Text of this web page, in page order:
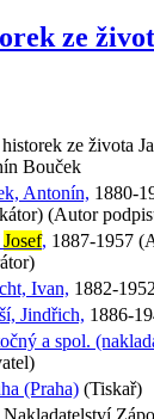
ze
ze života
Bouček
Antonín, 1880-
(Autor
Josef, 1887-1957
Ivan, 1882-
Jindřich, 1886-
a spol.
(Praha) (Tiskař)
Nakladatelství